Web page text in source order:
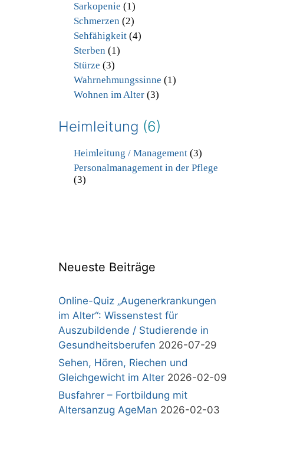
Sarkopenie (1)
Schmerzen (2)
Sehfähigkeit(4)
Sterben (1)
Stürze (3)
Wahrnehmungssinne (1)
Wohnen im Alter(3)
Heimleitung (6)
Heimleitung / Management(3)
Personalmanagement in der Pflege
(3)
Neueste Beiträge
Online-Quiz „Augenerkrankungen
im Alter“: Wissenstest für
Auszubildende / Studierende in
Gesundheitsberufen 2026-07-29
Sehen, Hören, Riechen und
Gleichgewicht im Alter 2026-02-09
Busfahrer – Fortbildung mit
Altersanzug AgeMan 2026-02-03